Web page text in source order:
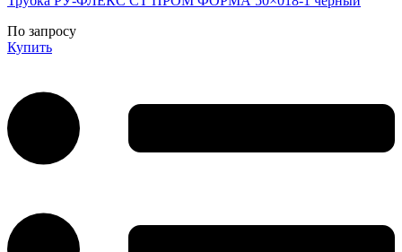
По запросу
Купить